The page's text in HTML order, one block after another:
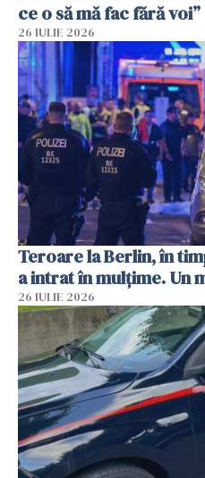
ce o să mă fac fără voi”
26 IULIE 2026
Teroare la Berlin, în
a intrat în mulțime. Un
26 IULIE 2026